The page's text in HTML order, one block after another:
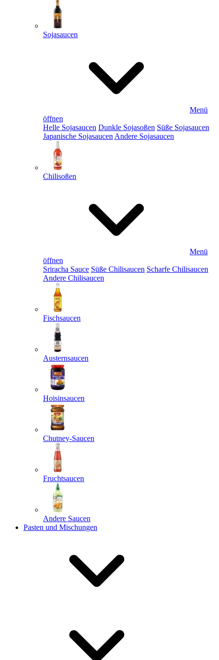
Sojasaucen
Menü
öffnen
Helle Sojasaucen Dunkle Sojasoßen Süße Sojasaucen
Japanische Sojasaucen Andere Sojasaucen
Chilisoßen
Menü
öffnen
Sriracha Sauce Süße Chilisaucen Scharfe Chilisaucen
Andere Chilisaucen
Fischsaucen
Austernsaucen
Hoisinsaucen
Chutney-Saucen
Fruchtsaucen
Andere Saucen
Pasten und Mischungen